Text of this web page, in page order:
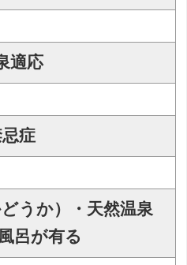
適応
症
うか）・天然温泉
呂が有る